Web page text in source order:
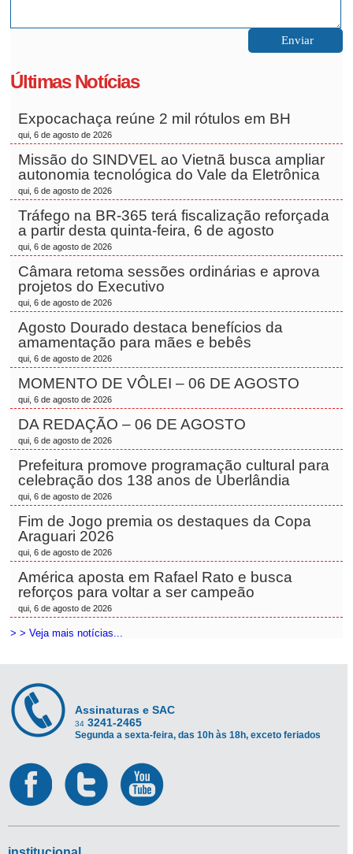
Últimas Notícias
Expocachaça reúne 2 mil rótulos em BH
qui, 6 de agosto de 2026
Missão do SINDVEL ao Vietnã busca ampliar
autonomia tecnológica do Vale da Eletrônica
qui, 6 de agosto de 2026
Tráfego na BR-365 terá fiscalização reforçada
a partir desta quinta-feira, 6 de agosto
qui, 6 de agosto de 2026
Câmara retoma sessões ordinárias e aprova
projetos do Executivo
qui, 6 de agosto de 2026
Agosto Dourado destaca benefícios da
amamentação para mães e bebês
qui, 6 de agosto de 2026
MOMENTO DE VÔLEI – 06 DE AGOSTO
qui, 6 de agosto de 2026
DA REDAÇÃO – 06 DE AGOSTO
qui, 6 de agosto de 2026
Prefeitura promove programação cultural para
celebração dos 138 anos de Uberlândia
qui, 6 de agosto de 2026
Fim de Jogo premia os destaques da Copa
Araguari 2026
qui, 6 de agosto de 2026
América aposta em Rafael Rato e busca
reforços para voltar a ser campeão
qui, 6 de agosto de 2026
> > Veja mais notícias...
Assinaturas e SAC
34 3241-2465
Segunda a sexta-feira, das 10h às 18h, exceto feriados